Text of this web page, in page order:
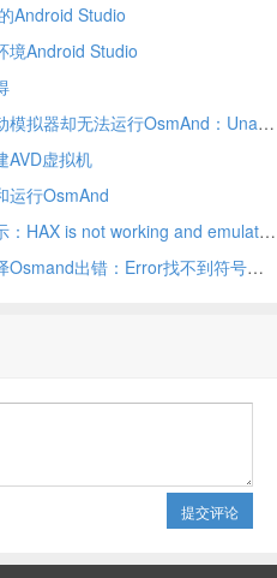
Android Studio
境Android Studio
【无需解决】Android Studio启动模拟器却无法运行OsmAnd：Unable to identify the apk for variant free-legacy-armv5-debug and device xxx [emulator-5554]
AVD虚拟机
运行OsmAnd
【已解决】Android Studio中提示：HAX is not working and emulator runs in emulation mode
【已解决】Android Studio中编译Osmand出错：Error找不到符号变量mx_highway_speed_camera
提交评论